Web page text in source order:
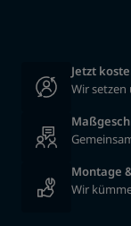
Jetzt
Wir
Montage
Wir